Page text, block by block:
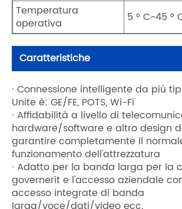
Temperatura
operativa
5 ° C-45 °
Caratteristiche
· Connessione intelligente da più
Unite è: GE/FE, POTS, Wi-Fi
· Affidabilità a livello di
hardware/software e altro design
garantire completamente il
funzionamento dell'attrezzatura
· Adatto per la banda larga per la
governerit e l'accesso aziendale
accesso integrate di banda